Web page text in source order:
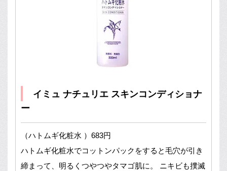
イミュ ナチュリエ スキンコンディショナ
ー
（ハトムギ化粧水 ）683円
ハトムギ化粧水でコットンパックをすると毛穴が引き
締まって、明るくつやつやタマゴ肌に。 ニキビも撲滅